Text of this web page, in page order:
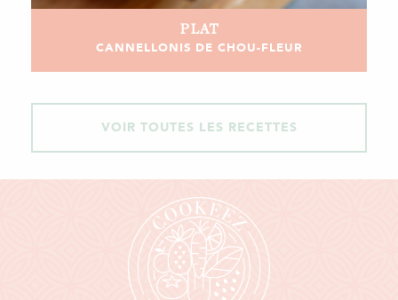
PLAT
CANNELLONIS DE CHOU-FLEUR
VOIR TOUTES LES RECETTES